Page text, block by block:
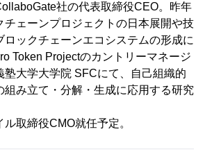
社の代表取締役CEO。昨年
チェーンプロジェクトの日本展開や技
ロックチェーンエコシステムの形成に
Token Projectのカントリーマネージ
塾大学大学院 SFCにて、自己組織的
組み立て・分解・生成に応用する研究
取締役CMO就任予定。